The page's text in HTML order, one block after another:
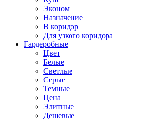
Эконом
Назначение
В коридор
Для узкого коридора
Гардеробные
Цвет
Белые
Светлые
Серые
Темные
Цена
Элитные
Дешевые